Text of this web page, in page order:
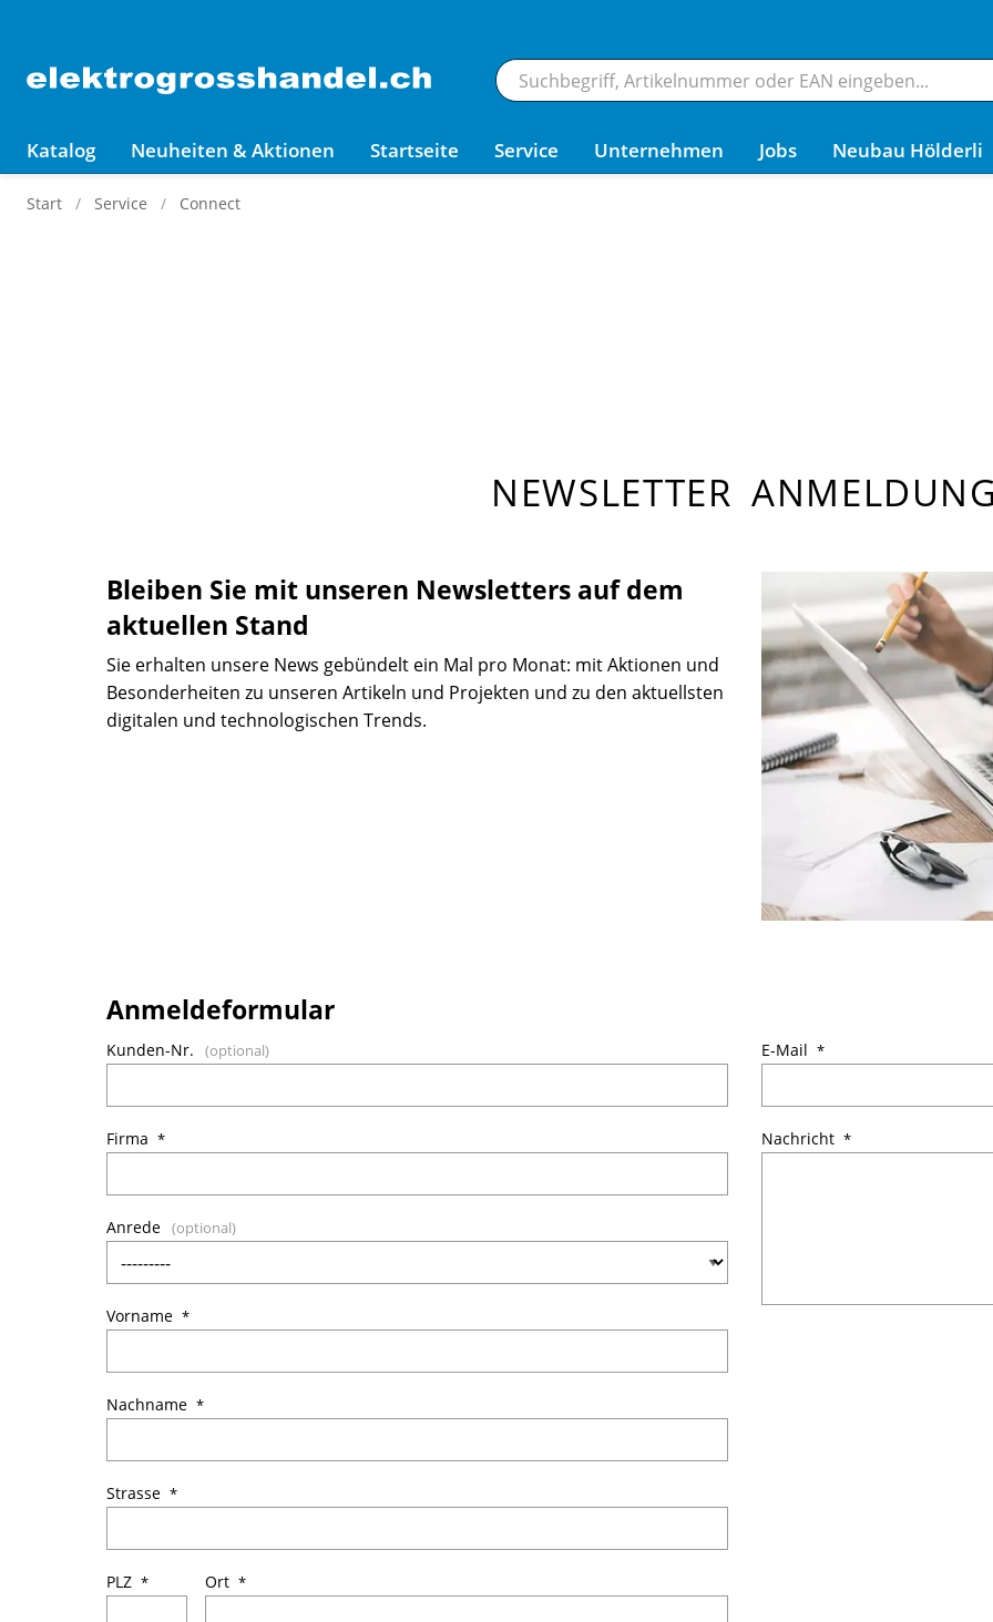
Katalog Neuheiten & Aktionen Startseite Service Unternehmen Jobs Neubau Hölderli
Start Service Connect
NEWSLETTER ANMELDUNG
Bleiben Sie mit unseren Newsletters auf dem
aktuellen Stand
Sie erhalten unsere News gebündelt ein Mal pro Monat: mit Aktionen und
Besonderheiten zu unseren Artikeln und Projekten und zu den aktuellsten
digitalen und technologischen Trends.
Anmeldeformular
Kunden-Nr.
Firma
Anrede
Vorname
Nachname
Strasse
PLZ Ort
E-Mail
Nachricht